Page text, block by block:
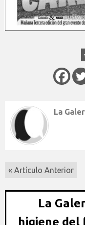
La
« Artículo Anterior
La
higiene